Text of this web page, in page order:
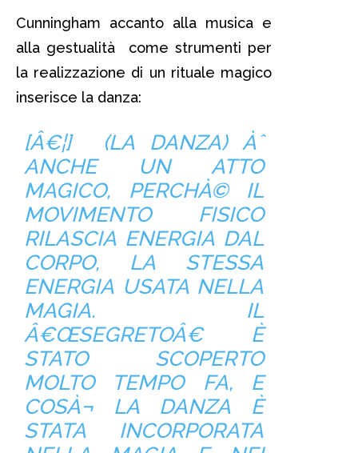
Cunningham accanto alla musica e
alla gestualità come strumenti per
la realizzazione di un rituale magico
inserisce la danza:
[Â€¦] (LA DANZA) Àˆ
ANCHE UN ATTO
MAGICO, PERCHÀ© IL
MOVIMENTO FISICO
RILASCIA ENERGIA DAL
CORPO, LA STESSA
ENERGIA USATA NELLA
MAGIA. IL
Â€ŒSEGRETOÂ€ È
STATO SCOPERTO
MOLTO TEMPO FA, E
COSÀ¬ LA DANZA È
STATA INCORPORATA